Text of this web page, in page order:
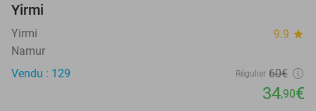
Yirmi
Yirmi 9.9 star
Namur
Vendu : 129
Régulier 60€
34,90€